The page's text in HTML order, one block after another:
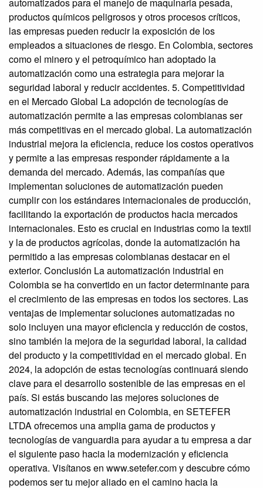
productos químicos peligrosos y otros procesos críticos,
las empresas pueden reducir la exposición de los
empleados a situaciones de riesgo. En Colombia, sectores
como el minero y el petroquímico han adoptado la
automatización como una estrategia para mejorar la
seguridad laboral y reducir accidentes. 5. Competitividad
en el Mercado Global La adopción de tecnologías de
automatización permite a las empresas colombianas ser
más competitivas en el mercado global. La automatización
industrial mejora la eficiencia, reduce los costos operativos
y permite a las empresas responder rápidamente a la
demanda del mercado. Además, las compañías que
implementan soluciones de automatización pueden
cumplir con los estándares internacionales de producción,
facilitando la exportación de productos hacia mercados
internacionales. Esto es crucial en industrias como la textil
y la de productos agrícolas, donde la automatización ha
permitido a las empresas colombianas destacar en el
exterior. Conclusión La automatización industrial en
Colombia se ha convertido en un factor determinante para
el crecimiento de las empresas en todos los sectores. Las
ventajas de implementar soluciones automatizadas no
solo incluyen una mayor eficiencia y reducción de costos,
sino también la mejora de la seguridad laboral, la calidad
del producto y la competitividad en el mercado global. En
2024, la adopción de estas tecnologías continuará siendo
clave para el desarrollo sostenible de las empresas en el
país. Si estás buscando las mejores soluciones de
automatización industrial en Colombia, en SETEFER
LTDA ofrecemos una amplia gama de productos y
tecnologías de vanguardia para ayudar a tu empresa a dar
el siguiente paso hacia la modernización y eficiencia
operativa. Visítanos en www.setefer.com y descubre cómo
podemos ser tu mejor aliado en el camino hacia la